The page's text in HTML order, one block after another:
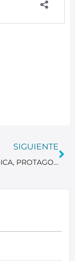
SIGUIENTE
HT MÉDICA, PROTAGONISTA EN EL DEBATE SOBRE EL FUTURO DE LA RADIOLOGÍA.